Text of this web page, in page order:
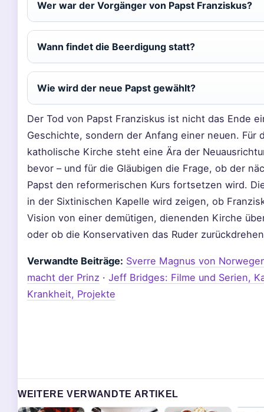
Wer war der Vorgänger von Papst Franziskus?
Wann findet die Beerdigung statt?
Wie wird der neue Papst gewählt?
Der Tod von Papst Franziskus ist nicht das Ende
Geschichte, sondern der Anfang einer neuen. Für
katholische Kirche steht eine Ära der
bevor – und für die Gläubigen die Frage, ob der
Papst den reformerischen Kurs fortsetzen wird.
in der Sixtinischen Kapelle wird zeigen, ob
Vision von einer demütigen, dienenden Kirche
oder ob die Konservativen das Ruder
Verwandte Beiträge: Sverre Magnus von
macht der Prinz · Jeff Bridges: Filme und Serien,
Krankheit, Projekte
WEITERE VERWANDTE ARTIKEL